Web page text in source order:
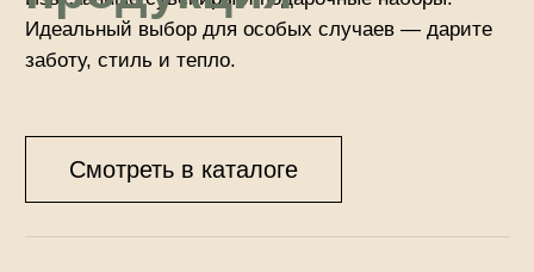
Доставка
Заказ можно забрать самостоятельно в загородном
и отправим их курьером (в пределах Санкт-